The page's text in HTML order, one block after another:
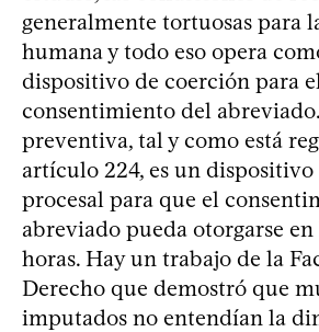
generalmente tortuosas para
humana y todo eso opera
dispositivo de coerción para el
consentimiento del
preventiva, tal y como está
artículo 224, es un
procesal para que el
abreviado pueda otorgarse
horas. Hay un trabajo de la
Derecho que demostró que
imputados no entendían la